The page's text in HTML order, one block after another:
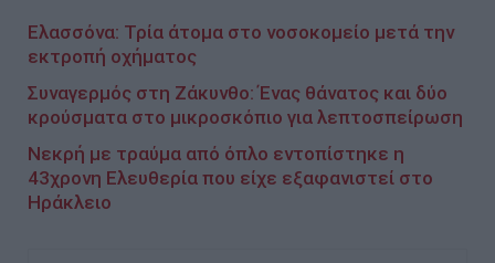
Ελασσόνα: Τρία άτομα στο νοσοκομείο μετά την
εκτροπή οχήματος
Συναγερμός στη Ζάκυνθο: Ένας θάνατος και δύο
κρούσματα στο μικροσκόπιο για λεπτοσπείρωση
Νεκρή με τραύμα από όπλο εντοπίστηκε η
43χρονη Ελευθερία που είχε εξαφανιστεί στο
Ηράκλειο